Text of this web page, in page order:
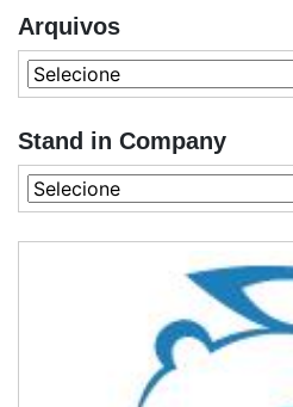
Arquivos
Stand in Company